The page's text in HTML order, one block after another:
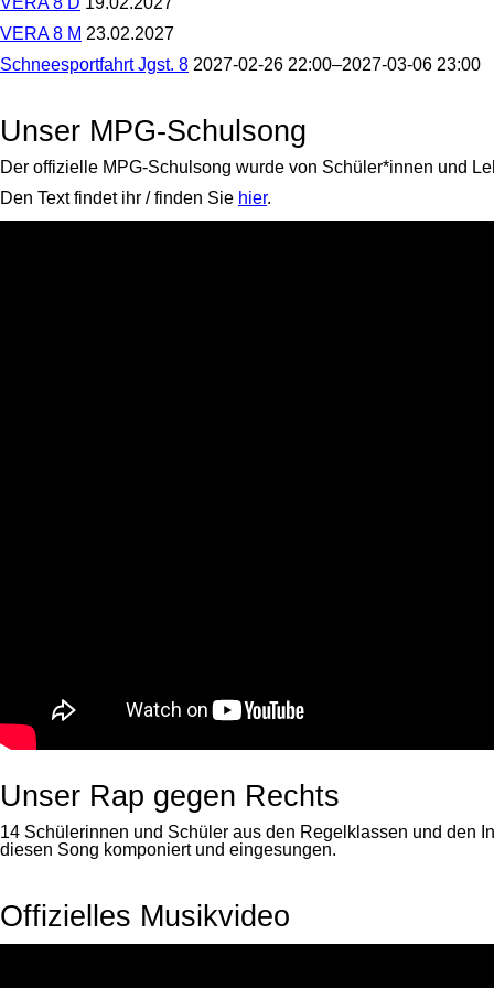
Brettspiel-
AG
freut
sich
auf
8
E
8
D
VERA 8 M 23.02.2027
8
Schneesportfahrt Jgst. 8 2027-02-26 22:00–2027-03-06 23:00
8Unser MPG-Schulsong
Der offizielle MPG-Schulsong wurde von Schüler*innen und
Den Text findet ihr / finden Sie hier.
Unser Rap gegen Rechts
14 Schülerinnen und Schüler aus den Regelklassen und den
diesen Song komponiert und eingesungen.
Offizielles Musikvideo